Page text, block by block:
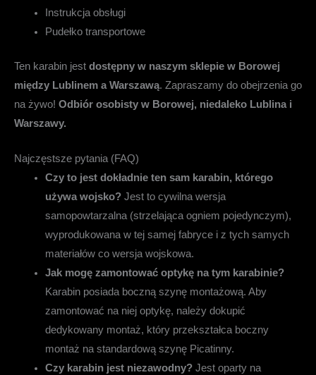
Instrukcja obsługi
Pudełko transportowe
Ten karabin jest dostępny w naszym sklepie w Borowej
między Lublinem a Warszawą. Zapraszamy do obejrzenia go
na żywo! Odbiór osobisty w Borowej, niedaleko Lublina i
Warszawy.
Najczęstsze pytania (FAQ)
Czy to jest dokładnie ten sam karabin, którego
używa wojsko?Jest to cywilna wersja
samopowtarzalna (strzelająca ogniem pojedynczym),
wyprodukowana w tej samej fabryce i z tych samych
materiałów co wersja wojskowa.
Jak mogę zamontować optykę na tym karabinie?
Karabin posiada boczną szynę montażową. Aby
zamontować na niej optykę, należy dokupić
dedykowany montaż, który przekształca boczny
montaż na standardową szynę Picatinny.
Czy karabin jest niezawodny?Jest oparty na